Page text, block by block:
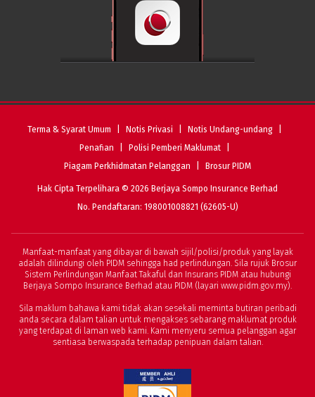
Terma & Syarat Umum Notis Privasi
Notis Undang-undang
Penafian
Polisi Pemberi Maklumat
Piagam Perkhidmatan Pelanggan
Brosur PIDM
Hak Cipta Terpelihara © 2026 Berjaya Sompo Insurance Berhad
No. Pendaftaran: 198001008821 (62605-U)
Manfaat-manfaat yang dibayar di bawah sijil/polisi/produk yang layak
adalah dilindungi oleh PIDM sehingga had perlindungan. Sila rujuk Brosur
Sistem Perlindungan Manfaat Takaful dan Insurans PIDMatau hubungi
Berjaya Sompo Insurance Berhad atau PIDM (layari www.pidm.gov.my).
Sila maklum bahawa kami tidak akan sesekali meminta butiran peribadi
anda secara dalam talian untuk mengakses sebarang maklumat produk
yang terdapat di laman web kami. Kami menyeru semua pelanggan agar
sentiasa berwaspada terhadap penipuan dalam talian.